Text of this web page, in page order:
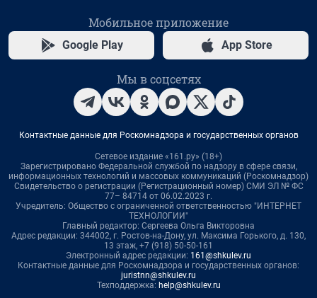
Мобильное приложение
Google Play App Store
Мы в соцсетях
Контактные данные для Роскомнадзора и государственных органов
Сетевое издание «161.ру» (18+)
Зарегистрировано Федеральной службой по надзору в сфере связи,
информационных технологий и массовых коммуникаций (Роскомнадзор)
Свидетельство о регистрации (Регистрационный номер) СМИ ЭЛ № ФС
77– 84714 от 06.02.2023 г.
Учредитель: Общество с ограниченной ответственностью "ИНТЕРНЕТ
ТЕХНОЛОГИИ"
Главный редактор: Сергеева Ольга Викторовна
Адрес редакции: 344002, г. Ростов-на-Дону, ул. Максима Горького, д. 130,
13 этаж, +7 (918) 50-50-161
Электронный адрес редакции: 161@shkulev.ru
Контактные данные для Роскомнадзора и государственных органов:
juristnn@shkulev.ru
Техподдержка: help@shkulev.ru